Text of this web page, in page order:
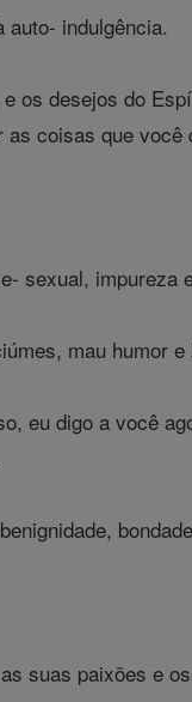
indulgência.
os desejos do
coisas que você
sexual, impureza
mau humor
eu digo a você
suas paixões e